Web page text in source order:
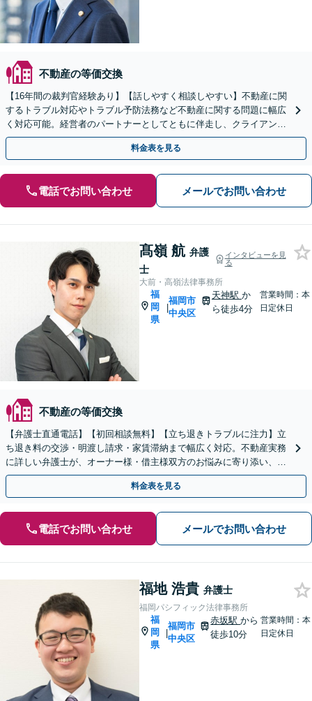
不動産の等価交換
【16年間の裁判官経験あり】【話しやすく相談しやすい】不動産に関
するトラブル対応やトラブル予防法務など不動産に関する問題に幅広
く対応可能。経営者のパートナーとしてともに伴走し、クライアント
の皆さまのビジネスをサポートします！
料金表を見る
電話でお問い合わせ メールでお問い合わせ
髙嶺 航 弁護
士
インタビューを見
る
大前・高嶺法律事務所
福
岡
県
|
福岡市
中央区
天神駅 か
ら徒歩4分
営業時間：本
日定休日
不動産の等価交換
【弁護士直通電話】【初回相談無料】【立ち退きトラブルに注力】立
ち退き料の交渉・明渡し請求・家賃滞納まで幅広く対応。不動産実務
に詳しい弁護士が、オーナー様・借主様双方のお悩みに寄り添い、円
満な解決をサポートします【休日・夜間相談対応】
料金表を見る
電話でお問い合わせ メールでお問い合わせ
福地 浩貴 弁護士
福岡パシフィック法律事務所
福
岡
県
|
福岡市
中央区
赤坂駅から
徒歩10分
営業時間：本
日定休日